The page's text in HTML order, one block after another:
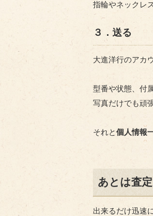
指輪やネックレ
３．送る
大進洋行のアカ
型番や状態、付
写真だけでも頑
それと個人情報
あとは査
出来るだけ迅速